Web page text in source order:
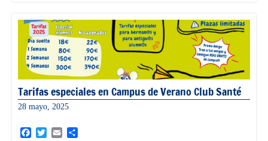
Tarifas especiales en Campus de Verano Club Santé
28 mayo, 2025
FacebookTwitterEmail